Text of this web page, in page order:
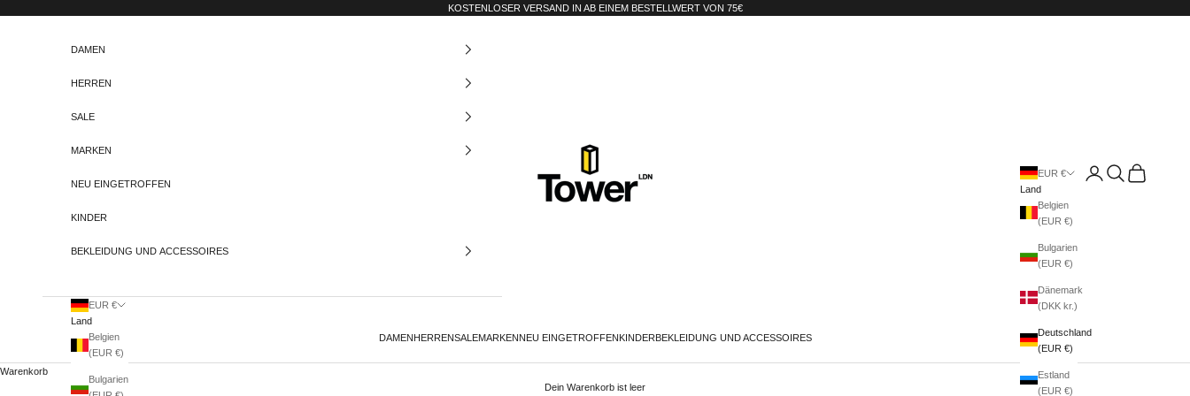
KOSTENLOSER VERSAND IN AB EINEM BESTELLWERT VON 75€
Tower-London.De
DAMEN HERRENSALEMARKEN NEU EINGETROFFEN KINDER BEKLEIDUNG UND ACCESSOIRES
EUR €
Land
Belgien
(EUR €)
Bulgarien
(EUR €)
Dänemark
(DKK kr.)
Deutschland
(EUR €)
Estland
(EUR €)
AnmeldenSuchenWarenkorb
DAMEN
HERREN
SALE
MARKEN
NEU EINGETROFFEN
KINDER
BEKLEIDUNG UND ACCESSOIRES
EUR €
Land
Belgien
(EUR €)
Bulgarien
Warenkorb
Dein Warenkorb ist leer